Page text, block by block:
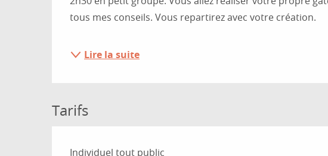
tous mes conseils. Vous repartirez avec votre création.
Lire la suite
Tarifs
Tarifs 2026
Individuel tout public